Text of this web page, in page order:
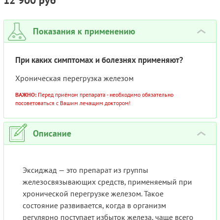
Показания к применению ›
При каких симптомах и болезнях применяют?
Хроническая перегрузка железом
ВАЖНО: Перед приёмом препарата - необходимо обязательно
посоветоваться с Вашим лечащим доктором!
Описание ›
Эксиджад — это препарат из группы
железосвязывающих средств, применяемый при
хронической перегрузке железом. Такое
состояние развивается, когда в организм
регулярно поступает избыток железа, чаще всего